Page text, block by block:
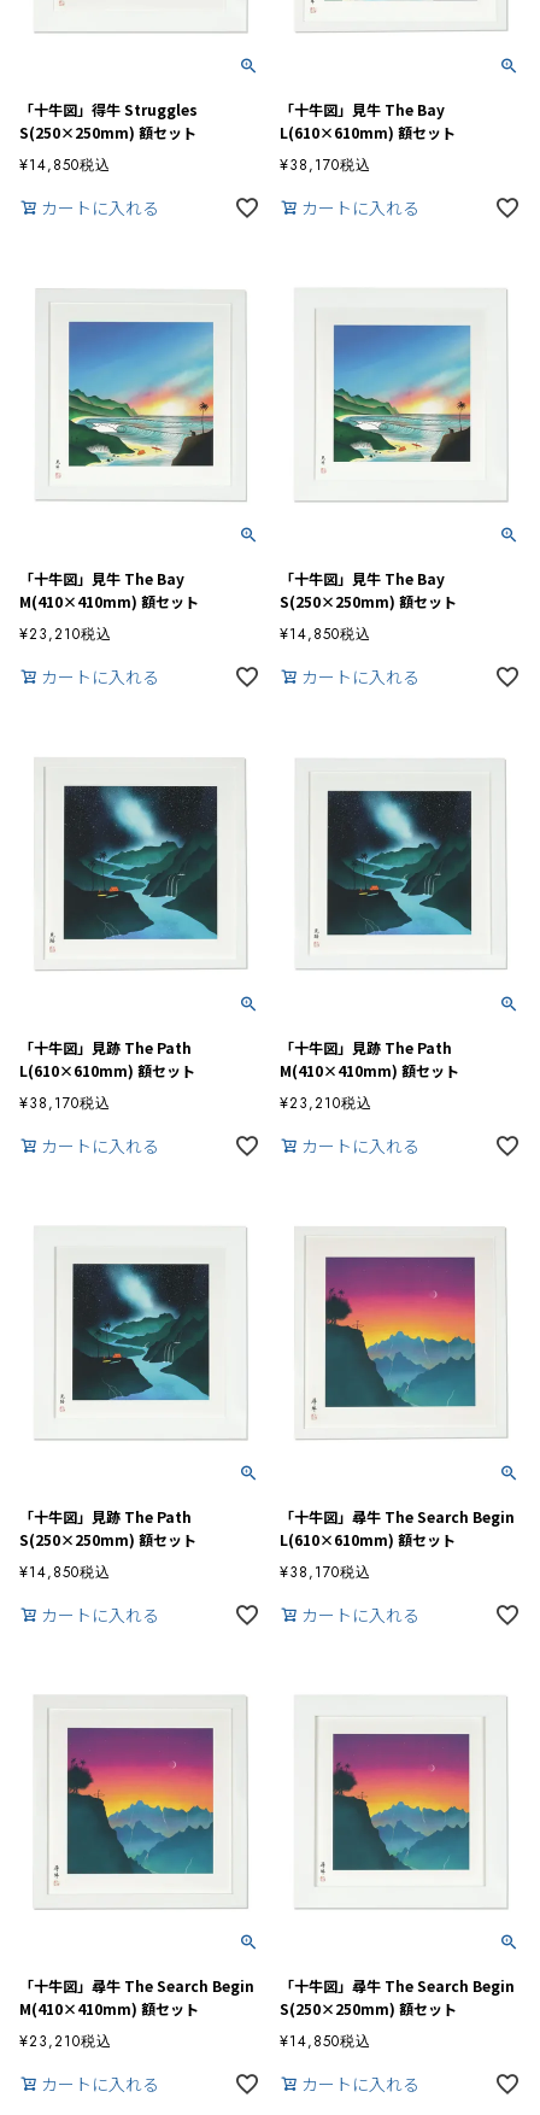
「十牛図」得牛 Struggles
S(250×250mm) 額セット
¥14,850税込
カートに入れる
「十牛図」見牛 The Bay
L(610×610mm) 額セット
¥38,170税込
カートに入れる
「十牛図」見牛 The Bay
M(410×410mm) 額セット
¥23,210税込
カートに入れる
「十牛図」見牛 The Bay
S(250×250mm) 額セット
¥14,850税込
カートに入れる
「十牛図」見跡 The Path
L(610×610mm) 額セット
¥38,170税込
カートに入れる
「十牛図」見跡 The Path
M(410×410mm) 額セット
¥23,210税込
カートに入れる
「十牛図」見跡 The Path
S(250×250mm) 額セット
¥14,850税込
カートに入れる
「十牛図」尋牛 The Search Begin
L(610×610mm) 額セット
¥38,170税込
カートに入れる
「十牛図」尋牛 The Search Begin
M(410×410mm) 額セット
¥23,210税込
カートに入れる
「十牛図」尋牛 The Search Begin
S(250×250mm) 額セット
¥14,850税込
カートに入れる